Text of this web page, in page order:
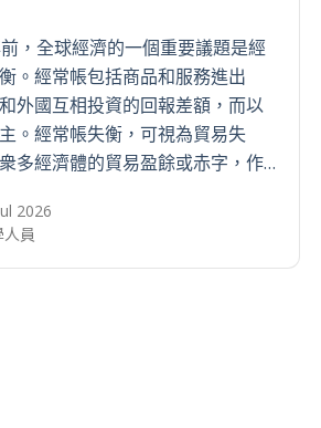
當全球政經環境充滿反覆且前景極不明確
時，全球治理自然也變得雜亂無章。當前
全球的主要治理平台之一是G20組織。該
組織剛於上週末在南非約翰內斯堡進行了
每年一度的領導人峰會，會議顯示出當前…
26 Nov 2025
教學人員